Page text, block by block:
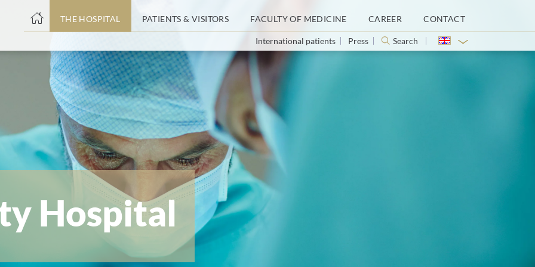
THE HOSPITAL PATIENTS & VISITORS FACULTY OF MEDICINE CAREER CONTACT
International patients Press Search
Hospital